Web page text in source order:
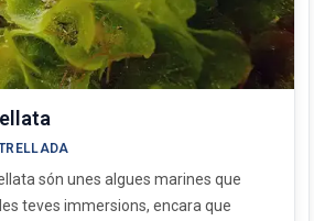
són unes algues marines que
teves immersions, encara que